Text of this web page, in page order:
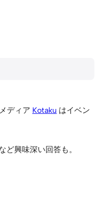
ディア Kotaku はイベン
興味深い回答も。